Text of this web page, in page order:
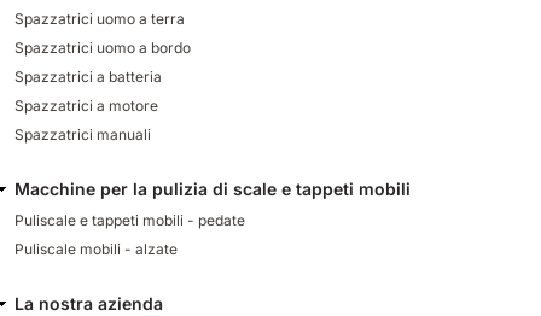
Spazzatrici uomo a terra
Spazzatrici uomo a bordo
Spazzatrici a batteria
Spazzatrici a motore
Spazzatrici manuali
Macchine per la pulizia di scale e tappeti mobili
Puliscale e tappeti mobili - pedate
Puliscale mobili - alzate
La nostra azienda